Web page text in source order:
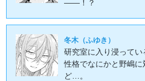
――！？
冬木（ふゆき）
研究室に入り浸って
性格でなにかと野嶋
ど…。